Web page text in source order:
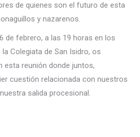
de quienes son el futuro de esta
y nazarenos.
de febrero, a las 19 horas en los
Colegiata de San Isidro, os
esta reunión donde juntos,
cuestión relacionada con nuestros
salida procesional.